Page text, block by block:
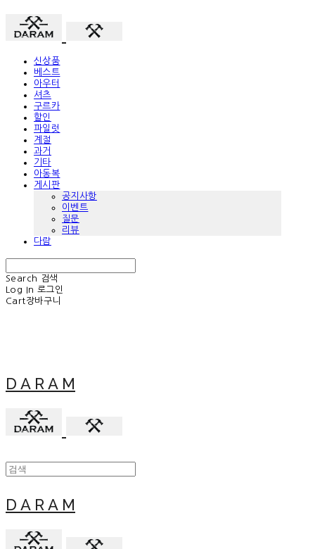
신상품
베스트
아우터
셔츠
구르카
할인
파일럿
계절
과거
기타
아동복
게시판
공지사항
이벤트
질문
리뷰
다람
Search
검색
Log In 로그인
Cart장바구니
D A R A M
D A R A M